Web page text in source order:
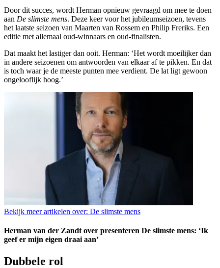
Door dit succes, wordt Herman opnieuw gevraagd om mee te doen
aan De slimste mens. Deze keer voor het jubileumseizoen, tevens
het laatste seizoen van Maarten van Rossem en Philip Freriks. Een
editie met allemaal oud-winnaars en oud-finalisten.
Dat maakt het lastiger dan ooit. Herman: ‘Het wordt moeilijker dan
in andere seizoenen om antwoorden van elkaar af te pikken. En dat
is toch waar je de meeste punten mee verdient. De lat ligt gewoon
ongelooflijk hoog.’
Bekijk meer artikelen over: De slimste mens
Herman van der Zandt over presenteren De slimste mens: ‘Ik
geef er mijn eigen draai aan’
Dubbele rol